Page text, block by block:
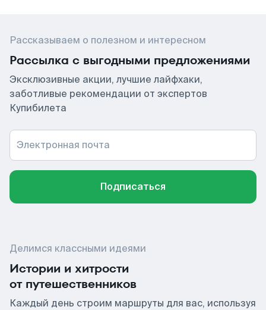
Рассказываем о полезном и интересном
Рассылка с выгодными предложениями
Эксклюзивные акции, лучшие лайфхаки,
заботливые рекомендации от экспертов
Купибилета
Электронная почта
Подписаться
Делимся классными идеями
Истории и хитрости
от путешественников
Каждый день строим маршруты для вас, используя